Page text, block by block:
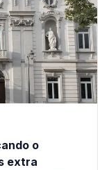
o
extra